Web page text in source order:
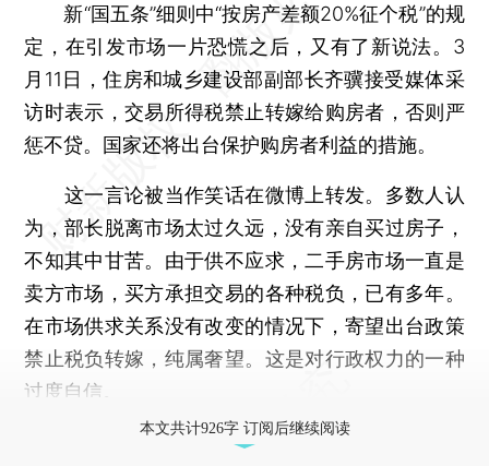
新“国五条”细则中“按房产差额20%征个税”的规
定，在引发市场一片恐慌之后，又有了新说法。3
月11日，住房和城乡建设部副部长齐骥接受媒体采
访时表示，交易所得税禁止转嫁给购房者，否则严
惩不贷。国家还将出台保护购房者利益的措施。
这一言论被当作笑话在微博上转发。多数人认
为，部长脱离市场太过久远，没有亲自买过房子，
不知其中甘苦。由于供不应求，二手房市场一直是
卖方市场，买方承担交易的各种税负，已有多年。
在市场供求关系没有改变的情况下，寄望出台政策
禁止税负转嫁，纯属奢望。这是对行政权力的一种
过度自信。
本文共计926字 订阅后继续阅读